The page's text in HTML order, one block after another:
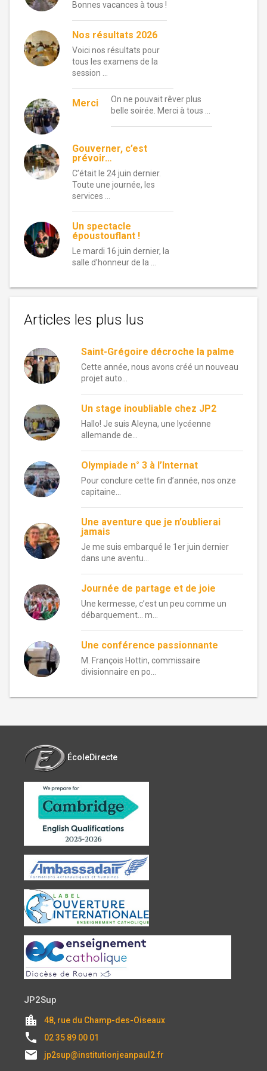
Bonnes vacances à tous !
Nos résultats 2026
Voici nos résultats pour
tous les examens de la
session …
Merci
On ne pouvait rêver plus
belle soirée. Merci à tous …
Gouverner, c’est
prévoir…
C’était le 24 juin dernier.
Toute une journée, les
services …
Un spectacle
époustouflant !
Le mardi 16 juin dernier, la
salle d’honneur de la …
Articles les plus lus
Saint-Grégoire décroche la palme
Cette année, nous avons créé un nouveau
projet auto...
Un stage inoubliable chez JP2
Hallo! Je suis Aleyna, une lycéenne
allemande de...
Olympiade n° 3 à l’Internat
Pour conclure cette fin d’année, nos onze
capitaine...
Une aventure que je n’oublierai
jamais
Je me suis embarqué le 1er juin dernier
dans une aventu...
Journée de partage et de joie
Une kermesse, c’est un peu comme un
débarquement… m...
Une conférence passionnante
M. François Hottin, commissaire
divisionnaire en po...
ÉcoleDirecte
JP2Sup
location_city 48, rue du Champ-des-Oiseaux
local_phone 02 35 89 00 01
email jp2sup@institutionjeanpaul2.fr